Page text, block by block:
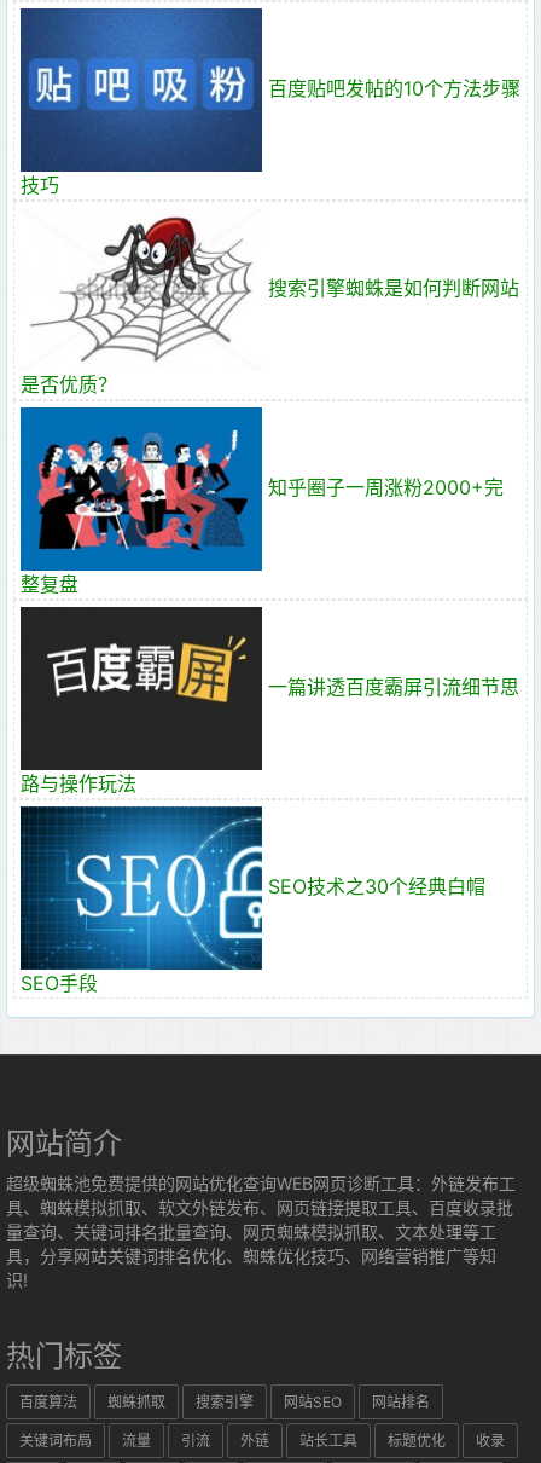
百度贴吧发帖的10个方法步骤
技巧
搜索引擎蜘蛛是如何判断网站
是否优质？
知乎圈子一周涨粉2000+完
整复盘
一篇讲透百度霸屏引流细节思
路与操作玩法
SEO技术之30个经典白帽
SEO手段
网站简介
超级蜘蛛池免费提供的网站优化查询WEB网页诊断工具：外链发布工
具、蜘蛛模拟抓取、软文外链发布、网页链接提取工具、百度收录批
量查询、关键词排名批量查询、网页蜘蛛模拟抓取、文本处理等工
具，分享网站关键词排名优化、蜘蛛优化技巧、网络营销推广等知
识!
热门标签
百度算法 蜘蛛抓取 搜索引擎 网站SEO 网站排名
关键词布局 流量 引流 外链 站长工具 标题优化 收录